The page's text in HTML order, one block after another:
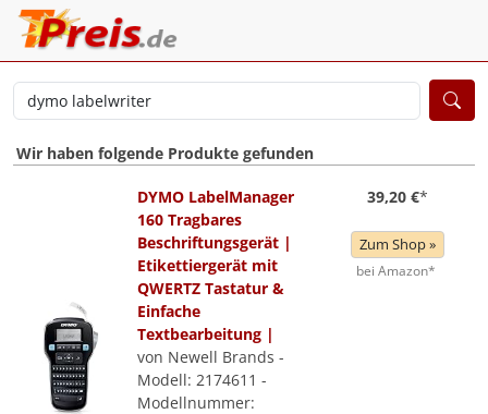
Wir haben folgende Produkte gefunden
DYMO LabelManager
160 Tragbares
Beschriftungsgerät |
Etikettiergerät mit
QWERTZ Tastatur &
Einfache
Textbearbeitung |
von Newell Brands -
Modell: 2174611 -
Modellnummer:
39,20 €*
Zum Shop »
bei Amazon*